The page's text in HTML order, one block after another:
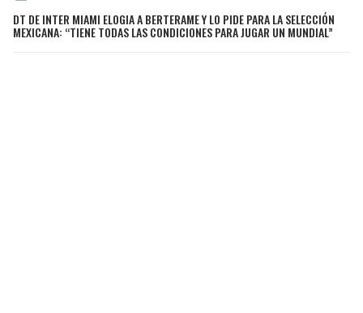
DT DE INTER MIAMI ELOGIA A BERTERAME Y LO PIDE PARA LA SELECCIÓN
MEXICANA: “TIENE TODAS LAS CONDICIONES PARA JUGAR UN MUNDIAL”